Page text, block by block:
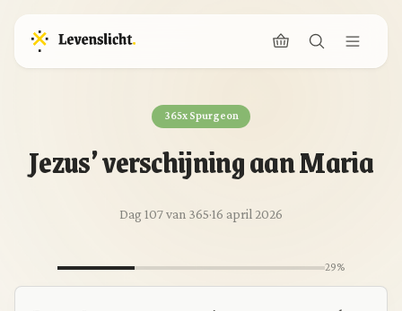
365x Spurgeon
Jezus’ verschijning aan Maria
Dag 107 van 365·16 april 2026
29%